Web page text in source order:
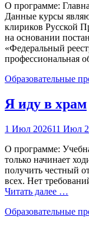
О программе:
Данные курсы
клириков Русской
на основании
«Федеральный
профессиональная
Образовательные
Я иду в храм
1 Июл 202611 Июл
О программе:
только начинает
получить честный
всех. Нет
Читать далее …
Образовательные